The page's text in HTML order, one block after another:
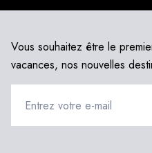
Vous souhaitez être le
vacances, nos nouvelles